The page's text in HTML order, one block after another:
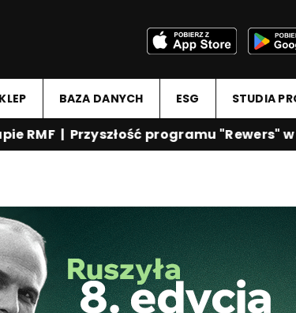
BAZA DANYCH ESG STUDIA
| Przyszłość programu "Rewers" w